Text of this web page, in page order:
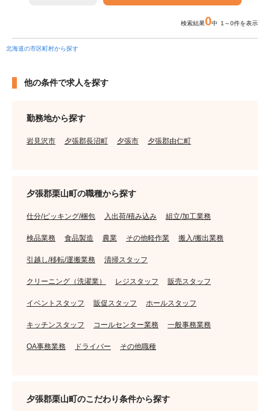
検索結果0中 1～0件を表示
北海道の市区町村から探す
他の条件で求人を探す
勤務地から探す
岩見沢市 夕張郡長沼町 夕張市 夕張郡由仁町
夕張郡栗山町の職種から探す
仕分/ピッキング/梱包 入出荷/積み込み 組立/加工業務
検品業務 食品製造 農業 その他軽作業 搬入/搬出業務
引越し/移転/運搬業務 清掃スタッフ
クリーニング（洗濯業） レジスタッフ 販売スタッフ
イベントスタッフ 販促スタッフ ホールスタッフ
キッチンスタッフ コールセンター業務 一般事務業務
OA事務業務 ドライバー その他職種
夕張郡栗山町のこだわり条件から探す